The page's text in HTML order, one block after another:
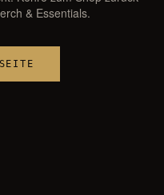
& Essentials.